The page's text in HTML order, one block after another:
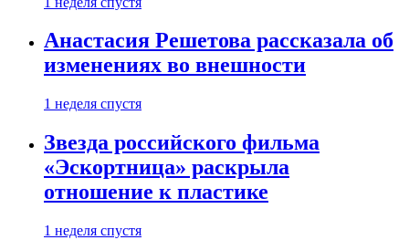
Анастасия Решетова рассказала об
изменениях во внешности
1 неделя спустя
Звезда российского фильма
«Эскортница» раскрыла
отношение к пластике
1 неделя спустя